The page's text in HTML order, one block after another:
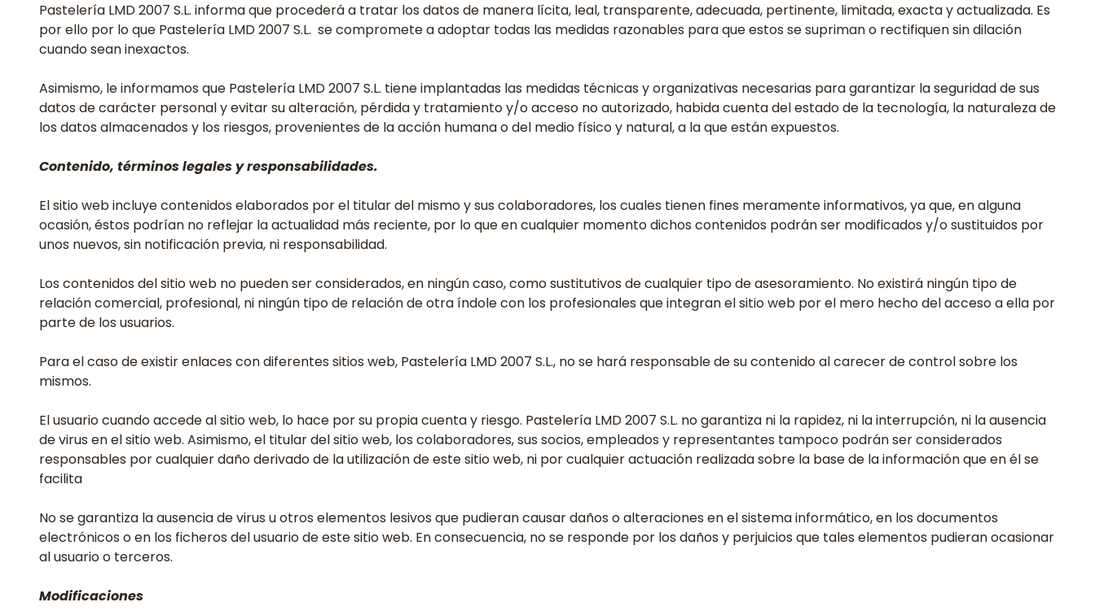
Pastelería LMD 2007 S.L. informa que procederá a tratar los datos de manera lícita, leal, transparente, adecuada, pertinente, limitada, exacta y actualizada. Es
por ello por lo que Pastelería LMD 2007 S.L. se compromete a adoptar todas las medidas razonables para que estos se supriman o rectifiquen sin dilación
cuando sean inexactos.
Asimismo, le informamos que Pastelería LMD 2007 S.L. tiene implantadas las medidas técnicas y organizativas necesarias para garantizar la seguridad de sus
datos de carácter personal y evitar su alteración, pérdida y tratamiento y/o acceso no autorizado, habida cuenta del estado de la tecnología, la naturaleza de
los datos almacenados y los riesgos, provenientes de la acción humana o del medio físico y natural, a la que están expuestos.
Contenido, términos legales y responsabilidades.
El sitio web incluye contenidos elaborados por el titular del mismo y sus colaboradores, los cuales tienen fines meramente informativos, ya que, en alguna
ocasión, éstos podrían no reflejar la actualidad más reciente, por lo que en cualquier momento dichos contenidos podrán ser modificados y/o sustituidos por
unos nuevos, sin notificación previa, ni responsabilidad.
Los contenidos del sitio web no pueden ser considerados, en ningún caso, como sustitutivos de cualquier tipo de asesoramiento. No existirá ningún tipo de
relación comercial, profesional, ni ningún tipo de relación de otra índole con los profesionales que integran el sitio web por el mero hecho del acceso a ella por
parte de los usuarios.
Para el caso de existir enlaces con diferentes sitios web, Pastelería LMD 2007 S.L., no se hará responsable de su contenido al carecer de control sobre los
mismos.
El usuario cuando accede al sitio web, lo hace por su propia cuenta y riesgo. Pastelería LMD 2007 S.L. no garantiza ni la rapidez, ni la interrupción, ni la ausencia
de virus en el sitio web. Asimismo, el titular del sitio web, los colaboradores, sus socios, empleados y representantes tampoco podrán ser considerados
responsables por cualquier daño derivado de la utilización de este sitio web, ni por cualquier actuación realizada sobre la base de la información que en él se
facilita
No se garantiza la ausencia de virus u otros elementos lesivos que pudieran causar daños o alteraciones en el sistema informático, en los documentos
electrónicos o en los ficheros del usuario de este sitio web. En consecuencia, no se responde por los daños y perjuicios que tales elementos pudieran ocasionar
al usuario o terceros.
Modificaciones